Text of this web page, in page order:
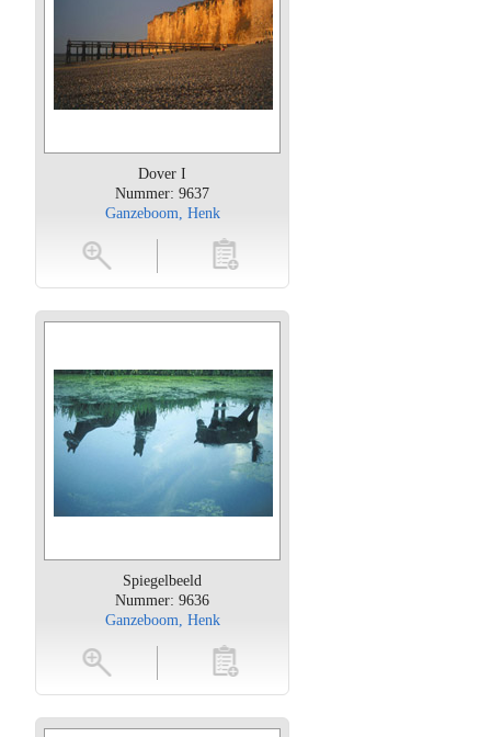
Dover I
Nummer: 9637
Ganzeboom, Henk
toevoegen
Spiegelbeeld
Nummer: 9636
Ganzeboom, Henk
toevoegen